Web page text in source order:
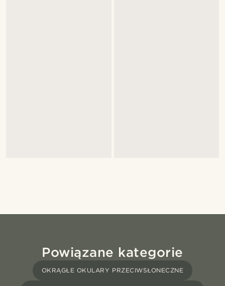
Powiązane kategorie
OKRĄGŁE OKULARY PRZECIWSŁONECZNE